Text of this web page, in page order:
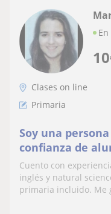
10
Clases on line
Primaria
Soy una
confianza de
facilidad, soy
Cuento con
inglés y natural
primaria incluido. Me